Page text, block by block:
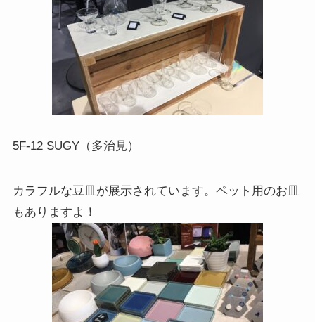
5F-12 SUGY（多治見）
カラフルな豆皿が展示されています。ペット用のお皿
もありますよ！